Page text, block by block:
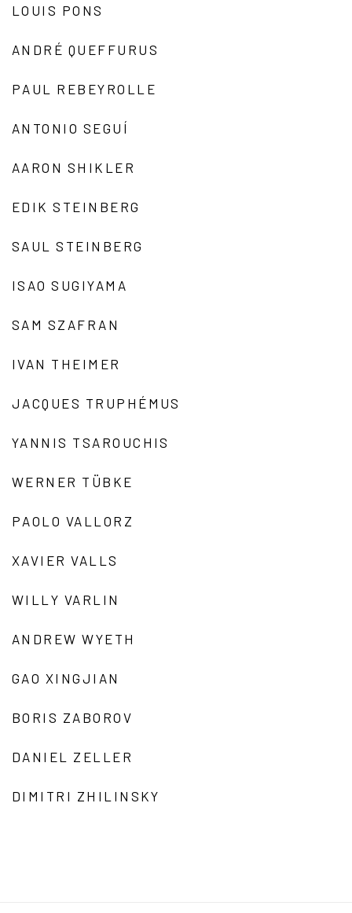
LOUIS PONS
ANDRÉ QUEFFURUS
PAUL REBEYROLLE
ANTONIO SEGUÍ
AARON SHIKLER
EDIK STEINBERG
SAUL STEINBERG
ISAO SUGIYAMA
SAM SZAFRAN
IVAN THEIMER
JACQUES TRUPHÉMUS
YANNIS TSAROUCHIS
WERNER TÜBKE
PAOLO VALLORZ
XAVIER VALLS
WILLY VARLIN
ANDREW WYETH
GAO XINGJIAN
BORIS ZABOROV
DANIEL ZELLER
DIMITRI ZHILINSKY